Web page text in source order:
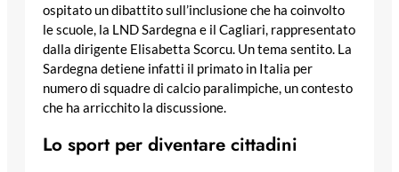
ospitato un dibattito sull’inclusione che ha coinvolto
le scuole, la LND Sardegna e il Cagliari, rappresentato
dalla dirigente Elisabetta Scorcu. Un tema sentito. La
Sardegna detiene infatti il primato in Italia per
numero di squadre di calcio paralimpiche, un contesto
che ha arricchito la discussione.
Lo sport per diventare cittadini